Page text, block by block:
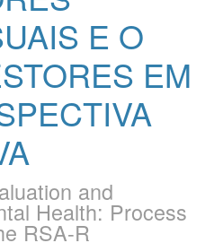
E O
EM
and
Health: Process
RSA-R